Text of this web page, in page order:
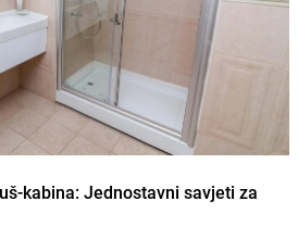
kabina: Jednostavni savjeti za